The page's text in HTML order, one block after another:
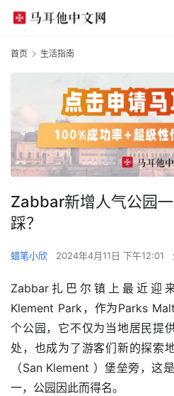
首页 生活指南
Zabbar新增人气公园
踩？
蜡笔小欣 2024年4月11日 下午12:01
Zabbar扎巴尔镇上最近迎
Klement Park，作为Parks
个公园，它不仅为当地居民提
处，也成为了游客们新的探索
（San Klement ）堡垒旁，这
一，公园因此而得名。